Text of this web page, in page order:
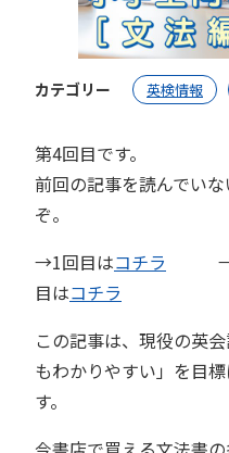
カテゴリー 英検情報
第4回目です。
前回の記事を読んでい
ぞ。
→1回目はコチラ →2
目はコチラ
この記事は、現役の英
もわかりやすい」を目
す。